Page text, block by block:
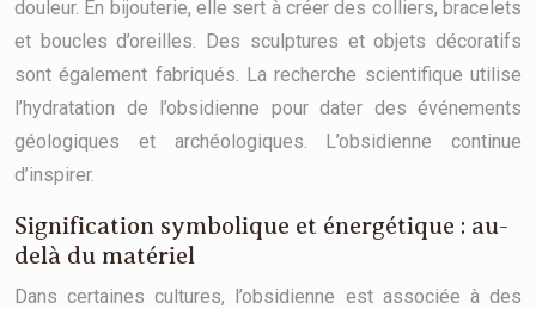
douleur. En bijouterie, elle sert à créer des colliers, bracelets
et boucles d’oreilles. Des sculptures et objets décoratifs
sont également fabriqués. La recherche scientifique utilise
l’hydratation de l’obsidienne pour dater des événements
géologiques et archéologiques. L’obsidienne continue
d’inspirer.
Signification symbolique et énergétique : au-
delà du matériel
Dans certaines cultures, l’obsidienne est associée à des